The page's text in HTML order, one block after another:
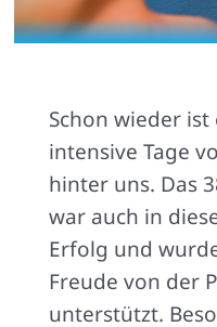
Schon wieder
intensive Tage
hinter uns. Das
war auch in
Erfolg und
Freude von der
unterstützt.